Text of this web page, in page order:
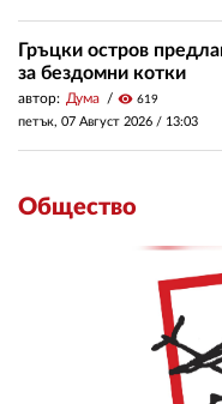
Гръцки остров
за бездомни котки
автор: Дума visibility 619
петък, 07 Август 2026 / 13:03
Общество